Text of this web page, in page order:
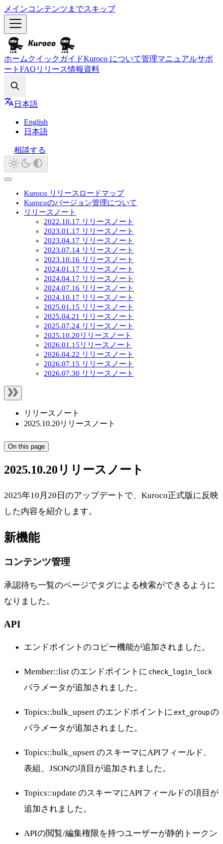
メインコンテンツまでスキップ
ホーム クイックガイドKuroco について管理マニュアルサポ
ート FAQ リリース情報資料
日本語
English
日本語
相談する
Kuroco リリースロードマップ
Kurocoのバージョン管理について
リリースノート
2022.10.17 リリースノート
2023.01.17 リリースノート
2023.04.17 リリースノート
2023.07.14 リリースノート
2023.10.16 リリースノート
2024.01.17 リリースノート
2024.04.17 リリースノート
2024.07.16 リリースノート
2024.10.17 リリースノート
2025.01.15 リリースノート
2025.04.21 リリースノート
2025.07.24 リリースノート
2025.10.20リリースノート
2026.01.15リリースノート
2026.04.22 リリースノート
2026.07.15 リリースノート
2026.07.30 リリースノート
リリースノート
2025.10.20リリースノート
On this page
2025.10.20リリースノート
2025年10月20日のアップデートで、Kuroco正式版に反映
した内容を紹介します。
新機能
コンテンツ管理
承認待ち一覧のページでタグによる検索ができるように
なりました。
API
エンドポイントのコピー機能が追加されました。
Member::list のエンドポイントに check_login_lock
パラメータが追加されました。
Topics::bulk_upsert のエンドポイントに ext_groupの
パラメータが追加されました。
Topics::bulk_upsert のスキーマにAPIフィールド、
表組、JSONの項目が追加されました。
Topics::update のスキーマにAPIフィールドの項目が
追加されました。
APIの閲覧/編集権限を持つユーザーが静的トークン